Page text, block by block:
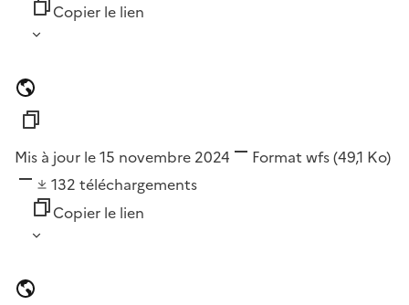
Copier le lien
Mis à jour le 15 novembre 2024 Format wfs(49,1 Ko)
132 téléchargements
Copier le lien